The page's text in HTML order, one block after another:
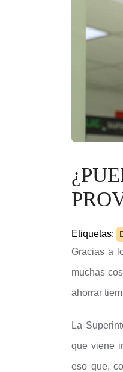
Etiquetas:
Gracias a
muchas
ahorrar
La
que viene
eso que,